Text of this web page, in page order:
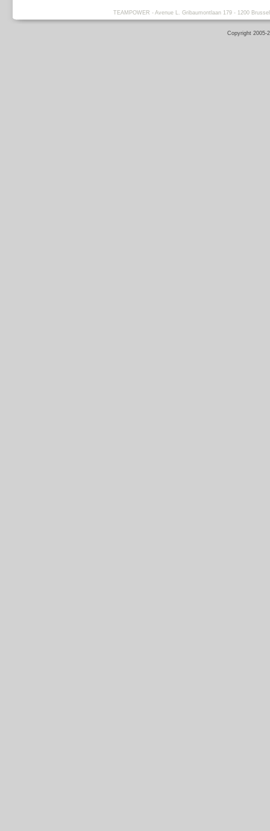
TEAMPOWER - Avenue L. Gribaumontlaan 179 - 1200
Copyright